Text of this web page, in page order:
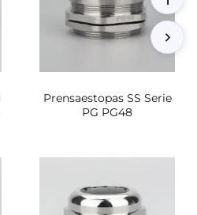
Prensaestopas SS Serie
PG PG48